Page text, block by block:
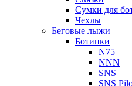
Сумки для
Чехлы
Беговые лыжи
Ботинки
N75
NNN
SNS
SNS